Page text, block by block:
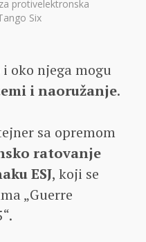
protivelektronska
Six
oko njega mogu
i naoružanje.
sa opremom
ratovanje
ESJ, koji se
„Guerre